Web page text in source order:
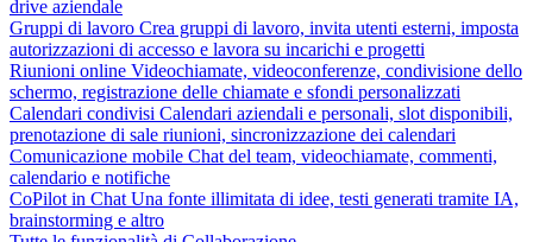
drive aziendale
Gruppi di lavoro Crea gruppi di lavoro, invita utenti esterni, imposta
autorizzazioni di accesso e lavora su incarichi e progetti
Riunioni online Videochiamate, videoconferenze, condivisione dello
schermo, registrazione delle chiamate e sfondi personalizzati
Calendari condivisi Calendari aziendali e personali, slot disponibili,
prenotazione di sale riunioni, sincronizzazione dei calendari
Comunicazione mobile Chat del team, videochiamate, commenti,
calendario e notifiche
CoPilot in Chat Una fonte illimitata di idee, testi generati tramite IA,
brainstorming e altro